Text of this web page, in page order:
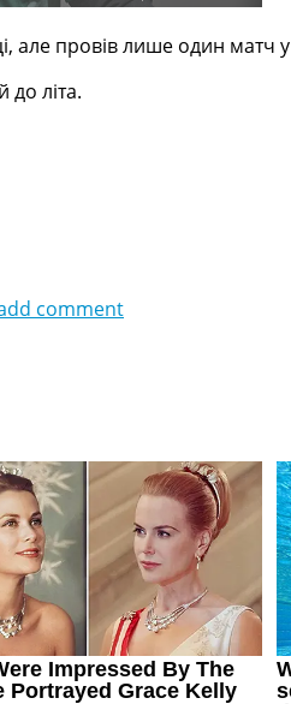
провів лише один матч у
до літа.
comment